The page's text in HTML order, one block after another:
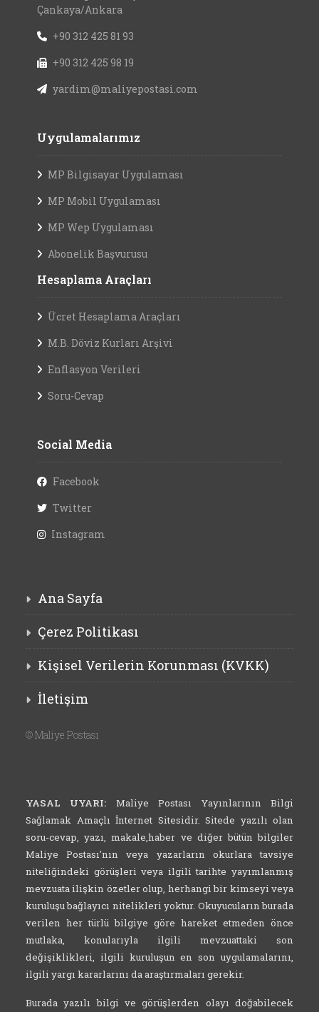
Çankaya/Ankara
+90 312 425 81 93
+90 312 425 98 19
yardim@maliyepostasi.com
Uygulamalarımız
MP Bilgisayar Uygulaması
MP Mobil Uygulaması
MP Wep Uygulaması
Abonelik Başvurusu
Hesaplama Araçları
Ücret Hesaplama Araçları
M.B. Döviz Kurları Arşivi
Enflasyon Verileri
Soru-Cevap
Social Media
Facebook
Twitter
Instagram
Ana Sayfa
Çerez Politikası
Kişisel Verilerin Korunması (KVKK)
İletişim
©Maliye Postası
YASAL UYARI: Maliye Postası Yayınlarının Bilgi
Sağlamak Amaçlı İnternet Sitesidir. Sitede yazılı olan
soru-cevap, yazı, makale,haber ve diğer bütün bilgiler
Maliye Postası'nın veya yazarların okurlara tavsiye
niteliğindeki görüşleri veya ilgili tarihte yayımlanmış
mevzuata ilişkin özetler olup, herhangi bir kimseyi veya
kuruluşu bağlayıcı nitelikleri yoktur. Okuyucuların burada
verilen her türlü bilgiye göre hareket etmeden önce
mutlaka, konularıyla ilgili mevzuattaki son
değişiklikleri, ilgili kuruluşun en son uygulamalarını,
ilgili yargı kararlarını da araştırmaları gerekir.
Burada yazılı bilgi ve görüşlerden olayı doğabilecek